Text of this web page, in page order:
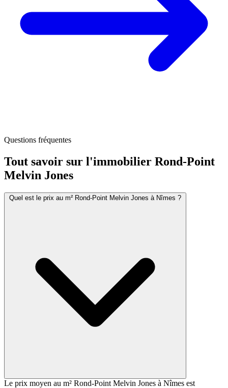
Questions fréquentes
Tout savoir sur l'immobilier Rond-Point
Melvin Jones
Quel est le prix au m² Rond-Point Melvin Jones à Nîmes ?
Le prix moyen au m² Rond-Point Melvin Jones à Nîmes est